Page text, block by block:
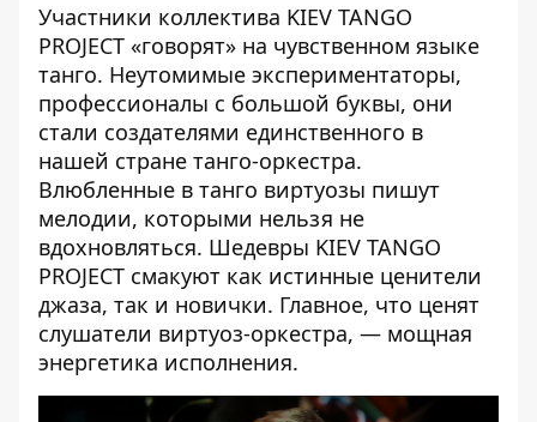
Участники коллектива KIEV TANGO
PROJECT «говорят» на чувственном языке
танго. Неутомимые экспериментаторы,
профессионалы с большой буквы, они
стали создателями единственного в
нашей стране танго-оркестра.
Влюбленные в танго виртуозы пишут
мелодии, которыми нельзя не
вдохновляться. Шедевры KIEV TANGO
PROJECT смакуют как истинные ценители
джаза, так и новички. Главное, что ценят
слушатели виртуоз-оркестра, — мощная
энергетика исполнения.